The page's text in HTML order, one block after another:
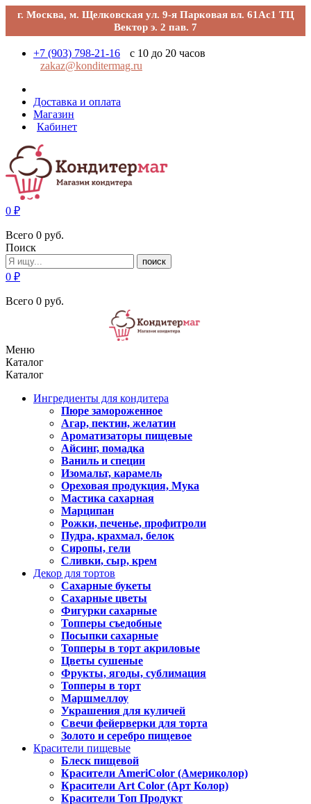
г. Москва, м. Щелковская ул. 9-я Парковая вл. 61Ас1 ТЦ
Вектор э. 2 пав. 7
+7 (903) 798-21-16
с 10 до 20 часов
zakaz@konditermag.ru
Доставка и оплата
Магазин
Кабинет
0 ₽
Всего 0 руб.
Поиск
поиск
0 ₽
Всего 0 руб.
Меню
Каталог
Каталог
Ингредиенты для кондитера
Пюре замороженное
Агар, пектин, желатин
Ароматизаторы пищевые
Айсинг, помадка
Ваниль и специи
Изомальт, карамель
Ореховая продукция, Мука
Мастика сахарная
Марципан
Рожки, печенье, профитроли
Пудра, крахмал, белок
Сиропы, гели
Сливки, сыр, крем
Декор для тортов
Сахарные букеты
Сахарные цветы
Фигурки сахарные
Топперы съедобные
Посыпки сахарные
Топперы в торт акриловые
Цветы сушеные
Фрукты, ягоды, сублимация
Топперы в торт
Маршмеллоу
Украшения для куличей
Свечи фейерверки для торта
Золото и серебро пищевое
Красители пищевые
Блеск пищевой
Красители AmeriColor (Америколор)
Красители Art Color (Арт Колор)
Красители Топ Продукт